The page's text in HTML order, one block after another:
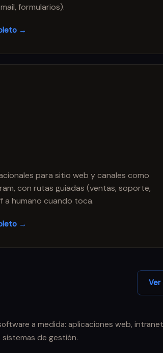
formularios).
→
para sitio web y canales como
con rutas guiadas (ventas, soporte,
a humano cuando toca.
→
Ver
a medida: aplicaciones web,
de gestión.